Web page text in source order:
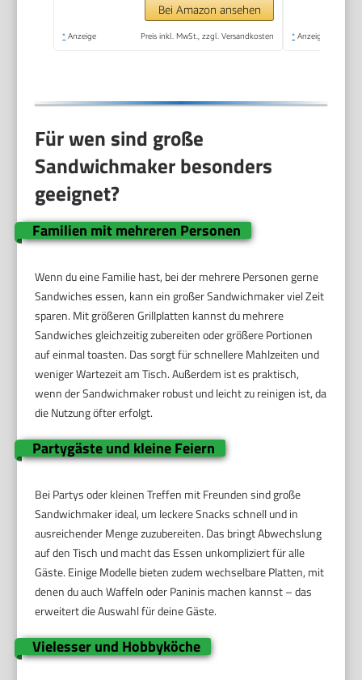
platzsparende
Aufbewahrung,
Bei Amazon ansehen
* Anzeige Preis inkl. MwSt., zzgl. Versandkosten * Anzeige
Für wen sind große
Sandwichmaker besonders
geeignet?
Familien mit mehreren Personen
Wenn du eine Familie hast, bei der mehrere Personen gerne
Sandwiches essen, kann ein großer Sandwichmaker viel Zeit
sparen. Mit größeren Grillplatten kannst du mehrere
Sandwiches gleichzeitig zubereiten oder größere Portionen
auf einmal toasten. Das sorgt für schnellere Mahlzeiten und
weniger Wartezeit am Tisch. Außerdem ist es praktisch,
wenn der Sandwichmaker robust und leicht zu reinigen ist, da
die Nutzung öfter erfolgt.
Partygäste und kleine Feiern
Bei Partys oder kleinen Treffen mit Freunden sind große
Sandwichmaker ideal, um leckere Snacks schnell und in
ausreichender Menge zuzubereiten. Das bringt Abwechslung
auf den Tisch und macht das Essen unkompliziert für alle
Gäste. Einige Modelle bieten zudem wechselbare Platten, mit
denen du auch Waffeln oder Paninis machen kannst – das
erweitert die Auswahl für deine Gäste.
Vielesser und Hobbyköche